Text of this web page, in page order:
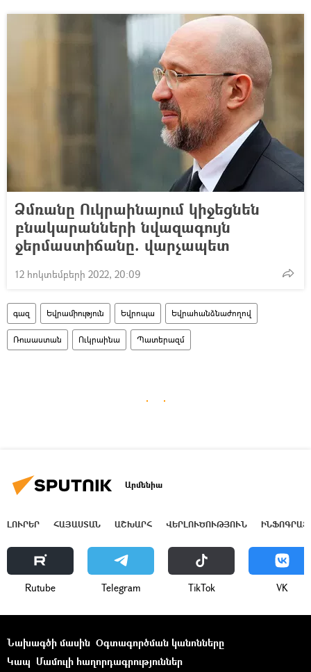
Ձմռանը Ուկրաինայում կիջեցնեն
բնակարանների նվազագույն
ջերմաստիճանը. վարչապետ
12 հոկտեմբերի 2022, 20:09
գազ Եվրամիություն Եվրոպա Եվրահանձնաժողով
Ռուսաստան Ուկրաինա Պատերազմ
Արմենիա
ԼՈՒՐԵՐ ՀԱՅԱՍՏԱՆ ԱՇԽԱՐՀ ՎԵՐԼՈՒԾՈՒԹՅՈՒՆ
Rutube Telegram ТikТоk VK
Նախագծի մասին Օգտագործման կանոնները
Կապ Մամուլի հաղորդագրություններ